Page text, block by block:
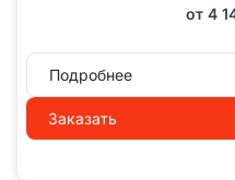
от 4
Подробнее
Заказать